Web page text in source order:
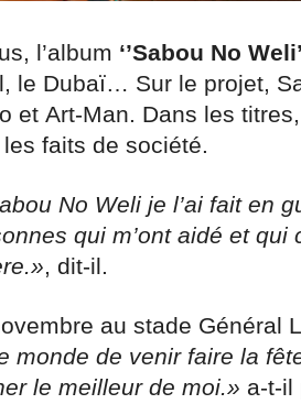
l’album ‘’Sabou No
le Dubaï… Sur le projet,
et Art-Man. Dans les
faits de société.
No Weli je l’ai fait en
qui m’ont aidé et qui
, dit-il.
au stade Général
monde de venir faire la
le meilleur de moi.» a-t-il